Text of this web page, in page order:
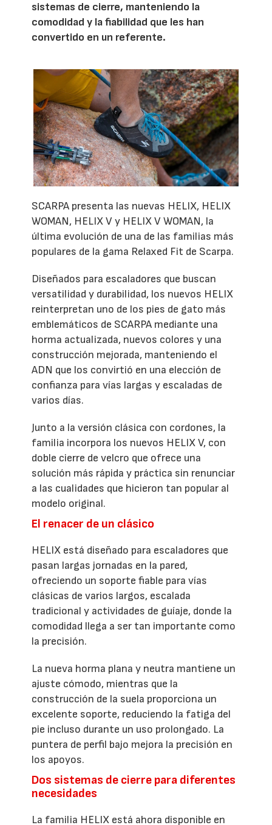
sistemas de cierre, manteniendo la
comodidad y la fiabilidad que les han
convertido en un referente.
SCARPA presenta las nuevas HELIX, HELIX
WOMAN, HELIX V y HELIX V WOMAN, la
última evolución de una de las familias más
populares de la gama Relaxed Fit de Scarpa.
Diseñados para escaladores que buscan
versatilidad y durabilidad, los nuevos HELIX
reinterpretan uno de los pies de gato más
emblemáticos de SCARPA mediante una
horma actualizada, nuevos colores y una
construcción mejorada, manteniendo el
ADN que los convirtió en una elección de
confianza para vías largas y escaladas de
varios días.
Junto a la versión clásica con cordones, la
familia incorpora los nuevos HELIX V, con
doble cierre de velcro que ofrece una
solución más rápida y práctica sin renunciar
a las cualidades que hicieron tan popular al
modelo original.
El renacer de un clásico
HELIX está diseñado para escaladores que
pasan largas jornadas en la pared,
ofreciendo un soporte fiable para vías
clásicas de varios largos, escalada
tradicional y actividades de guíaje, donde la
comodidad llega a ser tan importante como
la precisión.
La nueva horma plana y neutra mantiene un
ajuste cómodo, mientras que la
construcción de la suela proporciona un
excelente soporte, reduciendo la fatiga del
pie incluso durante un uso prolongado. La
puntera de perfil bajo mejora la precisión en
los apoyos.
Dos sistemas de cierre para diferentes
necesidades
La familia HELIX está ahora disponible en